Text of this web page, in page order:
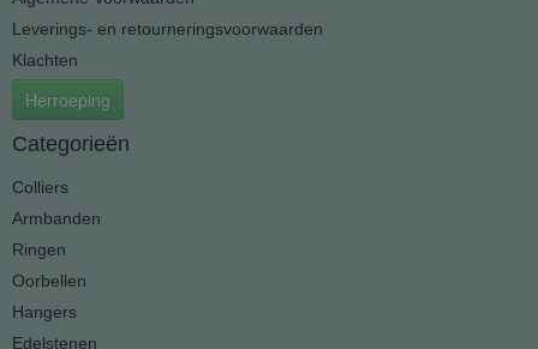
Leverings- en retourneringsvoorwaarden
Klachten
Herroeping
Categorieën
Colliers
Armbanden
Ringen
Oorbellen
Hangers
Edelstenen